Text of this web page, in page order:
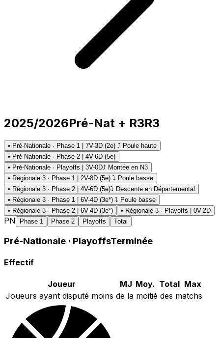
2025/2026Pré-Nat + R3R3
• Pré-Nationale · Phase 1 | 7V-3D (2e) ⤴ Poule haute
• Pré-Nationale · Phase 2 | 4V-6D (5e)
• Pré-Nationale · Playoffs | 3V-0D⤴ Montée en N3
• Régionale 3 · Phase 1 | 2V-8D (5e) ⤵ Poule basse
• Régionale 3 · Phase 2 | 4V-6D (5e)⤵ Descente en Départemental
• Régionale 3 · Phase 1 | 6V-4D (3e*) ⤵ Poule basse
• Régionale 3 · Phase 2 | 6V-4D (3e*)
• Régionale 3 · Playoffs | 0V-2D
PN Phase 1 Phase 2 Playoffs Total
Pré-Nationale · PlayoffsTerminée
Effectif
Joueur MJ Moy. Total Max
Joueurs ayant disputé moins de la moitié des matchs